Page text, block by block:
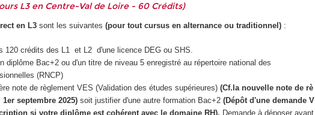
L3 en Centre-Val de Loire - 60 Crédits)
en L3 sont les suivantes(pour tout cursus en alternance ou traditionnel) :
120 crédits des L1 et L2 d'une licence DEG ou SHS.
diplôme Bac+2 ou d'un titre de niveau 5 enregistré au répertoire national des
(RNCP)
note de règlement VES (Validation des études supérieures) (Cf.la nouvelle note de rè
1er septembre 2025)soit justifier d'une autre formation Bac+2 (Dépôt d'une demande V
si votre diplôme est cohérent avec le domaine RH). Demande à déposer avant